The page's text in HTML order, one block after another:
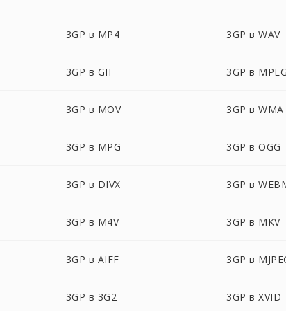
3GP в MP4 3GP в WAV
3GP в GIF 3GP в MPEG
3GP в MOV 3GP в WMA
3GP в MPG 3GP в OGG
3GP в DIVX 3GP в
3GP в M4V 3GP в MKV
3GP в AIFF 3GP в
3GP в 3G2 3GP в XVID